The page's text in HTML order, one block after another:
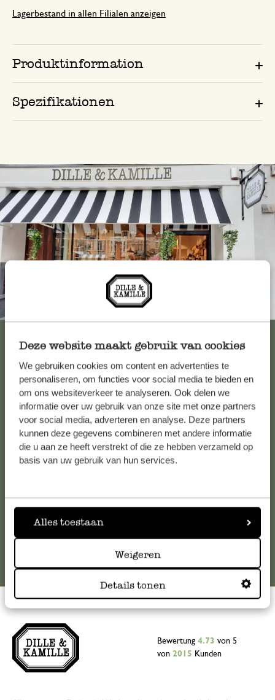
Deze website maakt gebruik van cookies
We gebruiken cookies om content en advertenties te
personaliseren, om functies voor social media te bieden en
om ons websiteverkeer te analyseren. Ook delen we
informatie over uw gebruik van onze site met onze partners
voor social media, adverteren en analyse. Deze partners
kunnen deze gegevens combineren met andere informatie
die u aan ze heeft verstrekt of die ze hebben verzameld op
basis van uw gebruik van hun services.
Alles toestaan
Weigeren
Details tonen
Lagerbestand in allen Filialen anzeigen
Produktinformation
Spezifikationen
Immer in der Nähe
Kundenservice/Hilfe
Falls Sie Fragen haben oder Tipps und Hilfe brauchen, wenden
Sie sich bitte an unseren Kundenservice. Oder lesen Sie hier
die Antworten aufhäufig gestellte Fragen.
Online-Kundenservice
Bewertung 4.73 von 5
von 2015 Kunden